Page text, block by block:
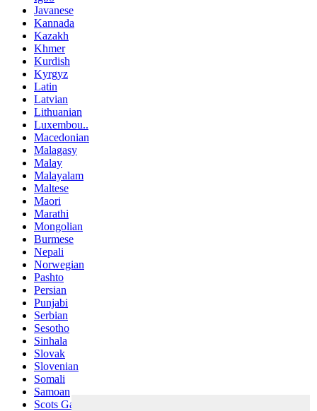
Javanese
Kannada
Kazakh
Khmer
Kurdish
Kyrgyz
Latin
Latvian
Lithuanian
Luxembou..
Macedonian
Malagasy
Malay
Malayalam
Maltese
Maori
Marathi
Mongolian
Burmese
Nepali
Norwegian
Pashto
Persian
Punjabi
Serbian
Sesotho
Sinhala
Slovak
Slovenian
Somali
Samoan
Scots Gaelic